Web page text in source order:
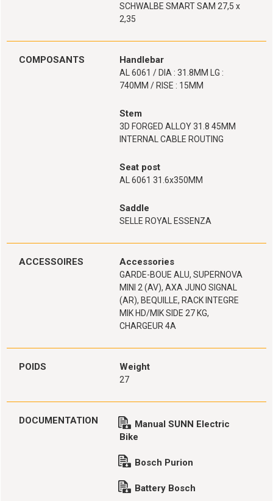
SCHWALBE SMART SAM 27,5 x
2,35
COMPOSANTS Handlebar
AL 6061 / DIA : 31.8MM LG :
740MM / RISE : 15MM
Stem
3D FORGED ALLOY 31.8 45MM
INTERNAL CABLE ROUTING
Seat post
AL 6061 31.6x350MM
Saddle
SELLE ROYAL ESSENZA
ACCESSOIRES Accessories
GARDE-BOUE ALU, SUPERNOVA
MINI 2 (AV), AXA JUNO SIGNAL
(AR), BEQUILLE, RACK INTEGRE
MIK HD/MIK SIDE 27 KG,
CHARGEUR 4A
POIDS Weight
27
DOCUMENTATION
Manual SUNN Electric
Bike
Bosch Purion
Battery Bosch